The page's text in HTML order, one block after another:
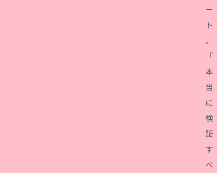
ー
ト
。
「
本
当
に
検
証
す
べ